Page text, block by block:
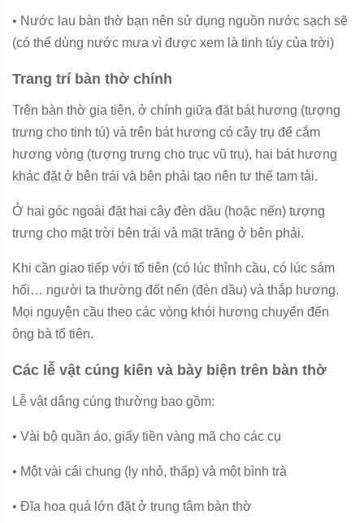
• Nước lau bàn thờ bạn nên sử dụng nguồn nước sạch sẽ
(có thể dùng nước mưa vì được xem là tinh túy của trời)
Trang trí bàn thờ chính
Trên bàn thờ gia tiên, ở chính giữa đặt bát hương (tượng
trưng cho tinh tú) và trên bát hương có cây trụ để cắm
hương vòng (tượng trưng cho trục vũ trụ), hai bát hương
khác đặt ở bên trái và bên phải tạo nên tư thế tam tài.
Ở hai góc ngoài đặt hai cây đèn dầu (hoặc nến) tượng
trưng cho mặt trời bên trái và mặt trăng ở bên phải.
Khi cần giao tiếp với tổ tiên (có lúc thỉnh cầu, có lúc sám
hối… người ta thường đốt nến (đèn dầu) và thắp hương.
Mọi nguyện cầu theo các vòng khói hương chuyển đến
ông bà tổ tiên.
Các lễ vật cúng kiến và bày biện trên bàn thờ
Lễ vật dâng cúng thường bao gồm:
• Vài bộ quần áo, giấy tiền vàng mã cho các cụ
• Một vài cái chung (ly nhỏ, thấp) và một bình trà
• Đĩa hoa quả lớn đặt ở trung tâm bàn thờ